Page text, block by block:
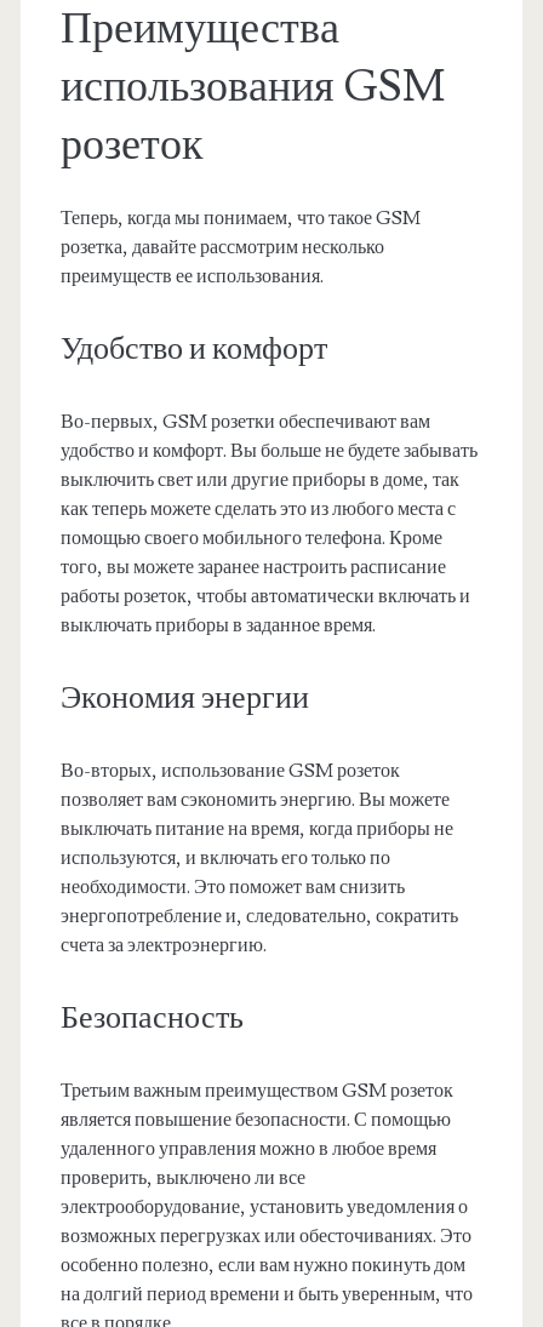
Преимущества
использования GSM
розеток
Теперь, когда мы понимаем, что такое GSM
розетка, давайте рассмотрим несколько
преимуществ ее использования.
Удобство и комфорт
Во-первых, GSM розетки обеспечивают вам
удобство и комфорт. Вы больше не будете забывать
выключить свет или другие приборы в доме, так
как теперь можете сделать это из любого места с
помощью своего мобильного телефона. Кроме
того, вы можете заранее настроить расписание
работы розеток, чтобы автоматически включать и
выключать приборы в заданное время.
Экономия энергии
Во-вторых, использование GSM розеток
позволяет вам сэкономить энергию. Вы можете
выключать питание на время, когда приборы не
используются, и включать его только по
необходимости. Это поможет вам снизить
энергопотребление и, следовательно, сократить
счета за электроэнергию.
Безопасность
Третьим важным преимуществом GSM розеток
является повышение безопасности. С помощью
удаленного управления можно в любое время
проверить, выключено ли все
электрооборудование, установить уведомления о
возможных перегрузках или обесточиваниях. Это
особенно полезно, если вам нужно покинуть дом
на долгий период времени и быть уверенным, что